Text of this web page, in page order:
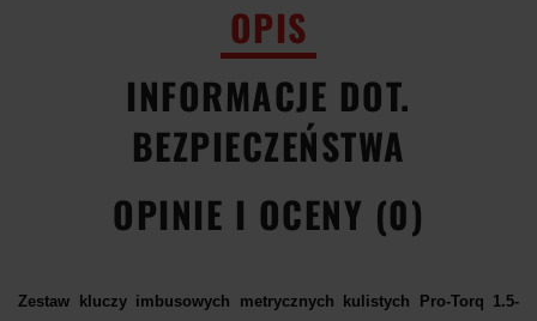
OPIS
INFORMACJE DOT.
BEZPIECZEŃSTWA
OPINIE I OCENY (0)
Zestaw kluczy imbusowych metrycznych kulistych Pro-Torq 1.5-